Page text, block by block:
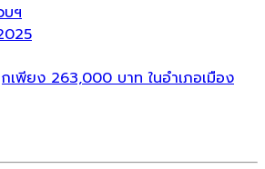
บฯ
เพียง 263,000 บาท ในอำเภอเมือง